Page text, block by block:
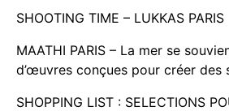
SHOOTING TIME – LUKKAS PARIS
MAATHI PARIS – La mer se
d’œuvres conçues pour créer des
SHOPPING LIST : SELECTIONS